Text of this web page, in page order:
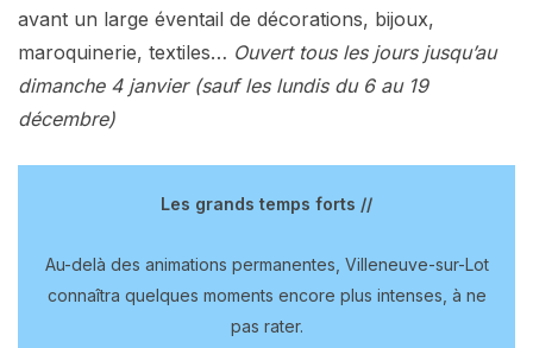
avant un large éventail de décorations, bijoux,
maroquinerie, textiles… Ouvert tous les jours jusqu’au
dimanche 4 janvier (sauf les lundis du 6 au 19
décembre)
Les grands temps forts //
Au-delà des animations permanentes, Villeneuve-sur-Lot
connaîtra quelques moments encore plus intenses, à ne
pas rater.